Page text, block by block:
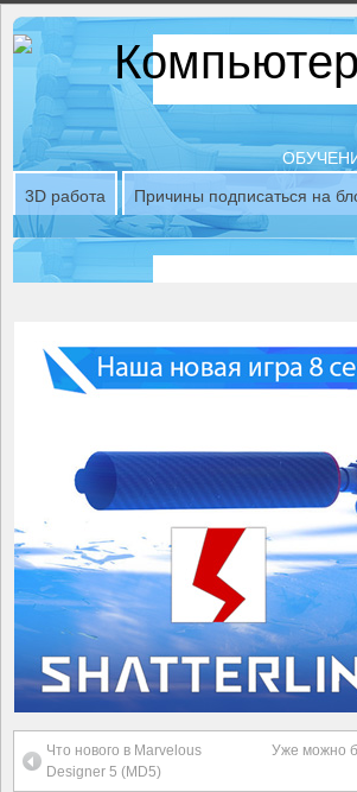
3D работа
Причины подписаться на
Что нового в Marvelous
Designer 5 (MD5)
Уже можно